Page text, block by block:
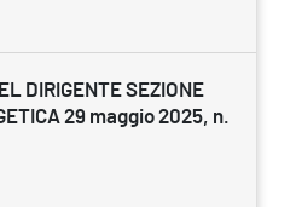
DIRIGENTE SEZIONE
29 maggio 2025, n.